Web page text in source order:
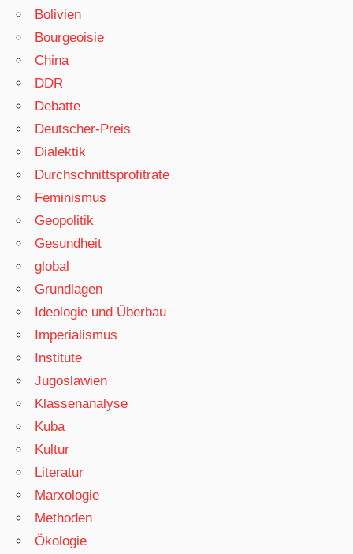
Bolivien
Bourgeoisie
China
DDR
Debatte
Deutscher-Preis
Dialektik
Durchschnittsprofitrate
Feminismus
Geopolitik
Gesundheit
global
Grundlagen
Ideologie und Überbau
Imperialismus
Institute
Jugoslawien
Klassenanalyse
Kuba
Kultur
Literatur
Marxologie
Methoden
Ökologie